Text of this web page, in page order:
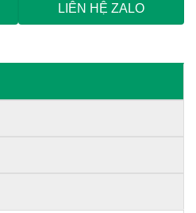
LIÊN HỆ ZALO